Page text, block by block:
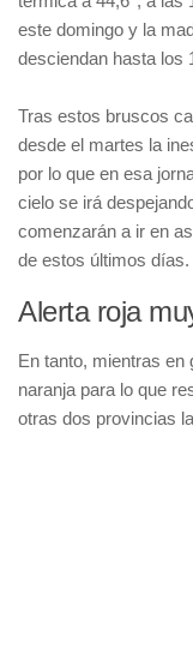
este domingo y la
desciendan hasta los
Tras estos bruscos
desde el martes la
por lo que en esa
cielo se irá
comenzarán a ir en
de estos últimos días.
Alerta roja
En tanto, mientras en
naranja para lo que
otras dos provincias